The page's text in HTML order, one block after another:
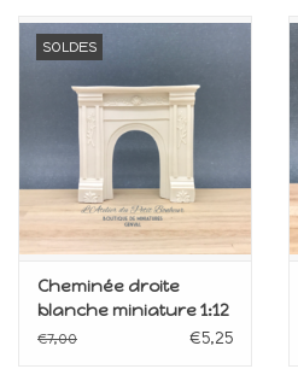
SOLDES
Cheminée droite
blanche miniature 1:12
€7,00 €5,25